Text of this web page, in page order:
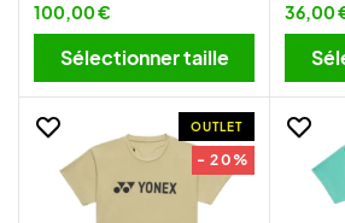
100,00 €
Sélectionner taille
36,00
OUTLET
- 20%